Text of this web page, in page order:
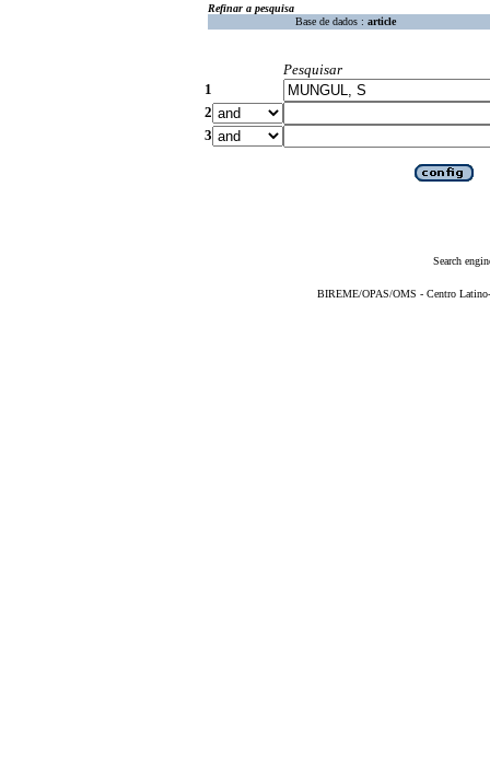
Refinar a pesquisa
Base de dados : article
Pesquisar
1
2
3
Search
BIREME/OPAS/OMS - Centro Latino-